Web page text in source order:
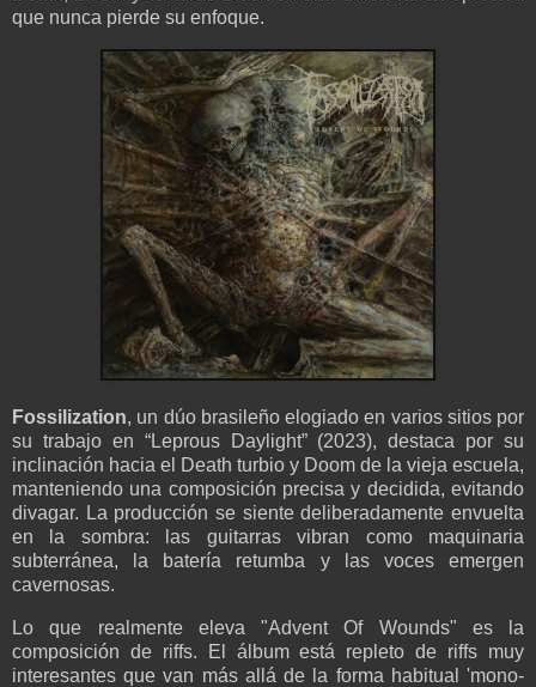
que nunca pierde su enfoque.
Fossilization, un dúo brasileño elogiado en varios sitios por
su trabajo en “Leprous Daylight” (2023), destaca por su
inclinación hacia el Death turbio y Doom de la vieja escuela,
manteniendo una composición precisa y decidida, evitando
divagar. La producción se siente deliberadamente envuelta
en la sombra: las guitarras vibran como maquinaria
subterránea, la batería retumba y las voces emergen
cavernosas.
Lo que realmente eleva "Advent Of Wounds" es la
composición de riffs. El álbum está repleto de riffs muy
interesantes que van más allá de la forma habitual 'mono-